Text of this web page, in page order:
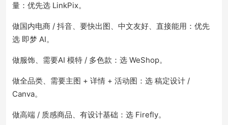
量：优先选 LinkPix。
做国内电商 / 抖音、要快出图、中文友好、直接能用：优先
选 即梦 AI。
做服饰、需要AI 模特 / 多色款：选 WeShop。
做全品类、需要主图 + 详情 + 活动图：选 稿定设计 /
Canva。
做高端 / 质感商品、有设计基础：选 Firefly。